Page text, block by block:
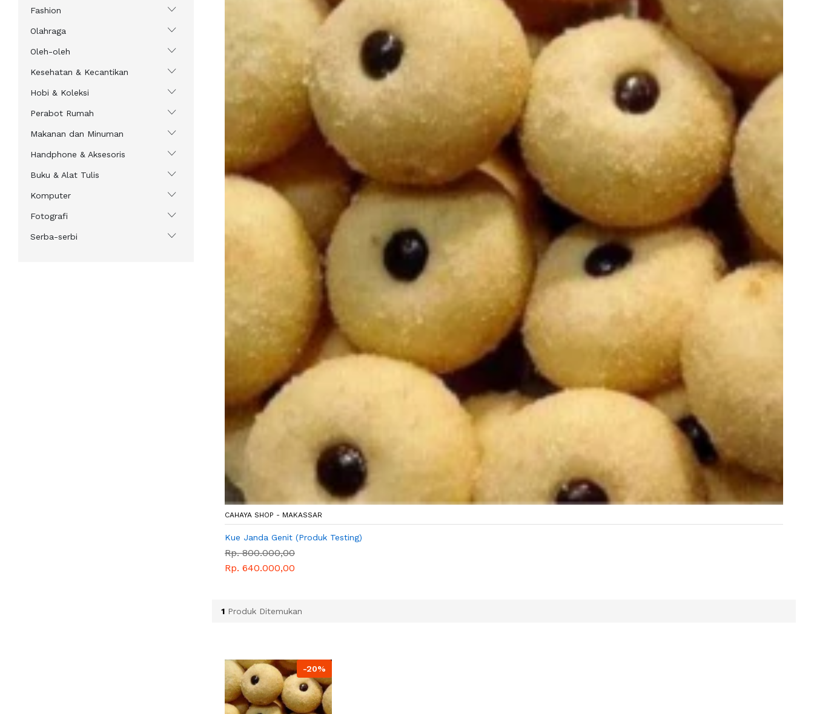
Fashion
Olahraga
Oleh-oleh
Kesehatan & Kecantikan
Hobi & Koleksi
Perabot Rumah
Makanan dan Minuman
Handphone & Aksesoris
Buku & Alat Tulis
Komputer
Fotografi
Serba-serbi
CAHAYA SHOP - MAKASSAR
Kue Janda Genit (Produk Testing)
Rp. 800.000,00
Rp. 640.000,00
1 Produk Ditemukan
-20%